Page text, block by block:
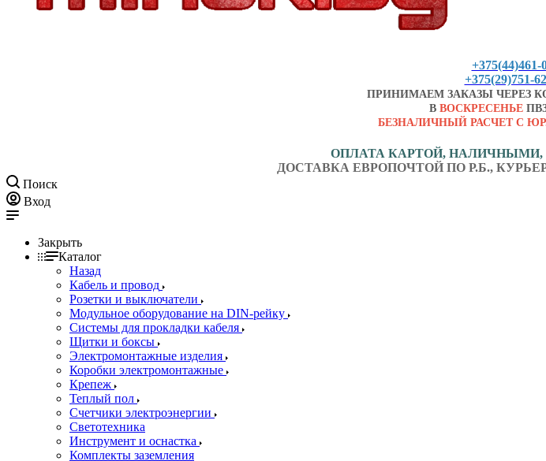
+375(44)461-
+375(29)751-
ПРИНИМАЕМ ЗАКАЗЫ ЧЕРЕЗ
В ВОСКРЕСЕНЬЕ
БЕЗНАЛИЧНЫЙ РАСЧЕТ С
ОПЛАТА КАРТОЙ,
ДОСТАВКА ЕВРОПОЧТОЙ ПО Р.Б.,
Поиск
Вход
Закрыть
Каталог
Назад
Кабель и провод
Розетки и выключатели
Модульное оборудование на DIN-рейку
Системы для прокладки кабеля
Щитки и боксы
Электромонтажные изделия
Коробки электромонтажные
Крепеж
Теплый пол
Счетчики электроэнергии
Светотехника
Инструмент и оснастка
Комплекты заземления